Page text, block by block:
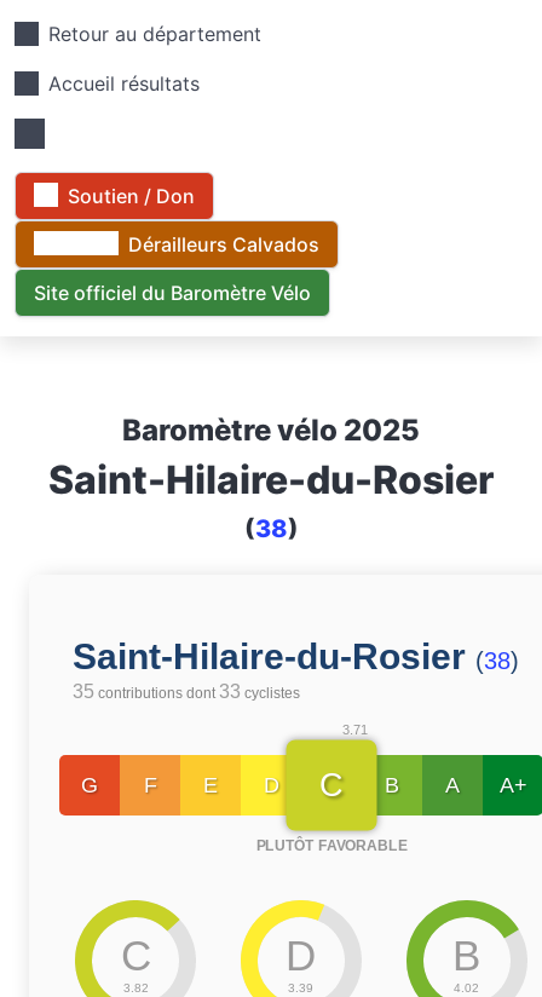
Retour au département
Accueil résultats
Soutien / Don
Dérailleurs Calvados
Site officiel du Baromètre Vélo
Baromètre vélo 2025
Saint-Hilaire-du-Rosier
(38)
Saint-Hilaire-du-Rosier (38)
35 contributions dont 33 cyclistes
G F E D
3.71
C
PLUTÔT FAVORABLE
B A A+
C
3.82
D
3.39
B
4.02